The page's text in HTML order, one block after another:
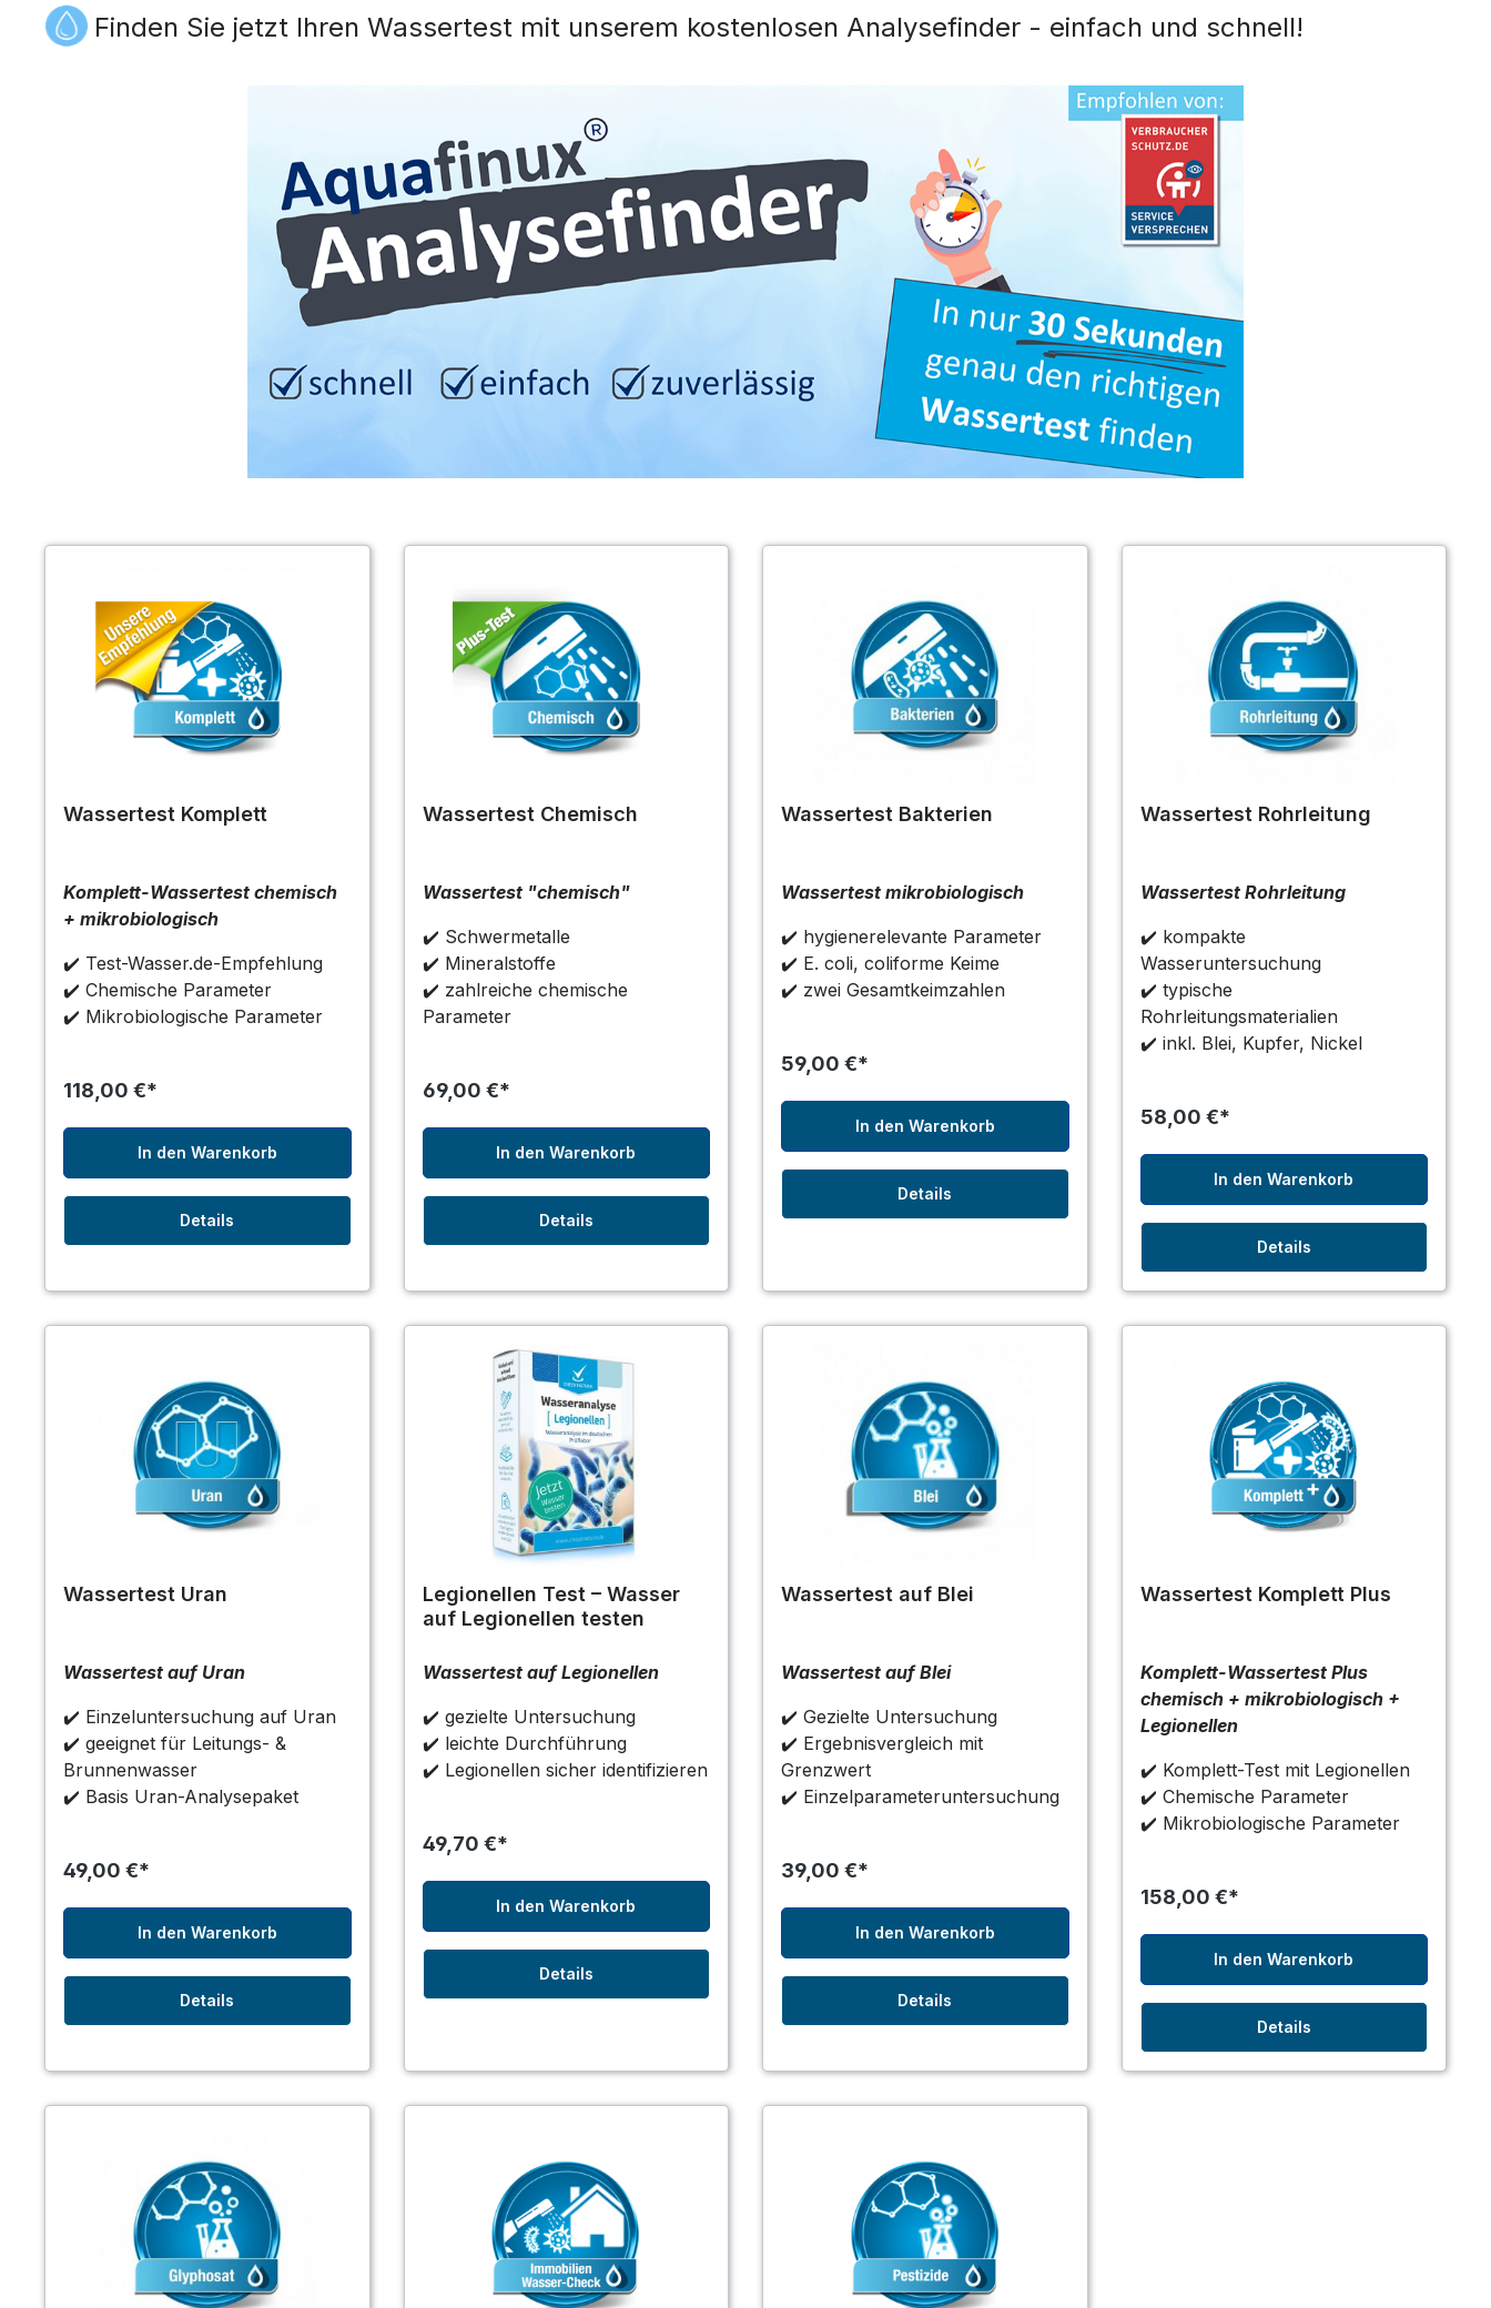
Finden Sie jetzt Ihren Wassertest mit unserem kostenlosen Analysefinder - einfach und schnell!
Wassertest Komplett
Komplett-Wassertest chemisch
+ mikrobiologisch
✔️ Test-Wasser.de-Empfehlung
✔️ Chemische Parameter
✔️ Mikrobiologische Parameter
118,00 €*
In den Warenkorb
Details
Wassertest Chemisch
Wassertest "chemisch"
✔️ Schwermetalle
✔️ Mineralstoffe
✔️ zahlreiche chemische
Parameter
69,00 €*
In den Warenkorb
Details
Wassertest Bakterien
Wassertest mikrobiologisch
✔️ hygienerelevante Parameter
✔️ E. coli, coliforme Keime
✔️ zwei Gesamtkeimzahlen
59,00 €*
In den Warenkorb
Details
Wassertest Rohrleitung
Wassertest Rohrleitung
✔️ kompakte
Wasseruntersuchung
✔️ typische
Rohrleitungsmaterialien
✔️ inkl. Blei, Kupfer, Nickel
58,00 €*
In den Warenkorb
Details
Wassertest Uran
Wassertest auf Uran
✔️ Einzeluntersuchung auf Uran
✔️ geeignet für Leitungs- &
Brunnenwasser
✔️ Basis Uran-Analysepaket
49,00 €*
In den Warenkorb
Details
Legionellen Test – Wasser
auf Legionellen testen
Wassertest auf Legionellen
✔️ gezielte Untersuchung
✔️ leichte Durchführung
✔️ Legionellen sicher identifizieren
49,70 €*
In den Warenkorb
Details
Wassertest auf Blei
Wassertest auf Blei
✔️ Gezielte Untersuchung
✔️ Ergebnisvergleich mit
Grenzwert
✔️ Einzelparameteruntersuchung
39,00 €*
In den Warenkorb
Details
Wassertest Komplett Plus
Komplett-Wassertest Plus
chemisch + mikrobiologisch +
Legionellen
✔️ Komplett-Test mit Legionellen
✔️ Chemische Parameter
✔️ Mikrobiologische Parameter
158,00 €*
In den Warenkorb
Details